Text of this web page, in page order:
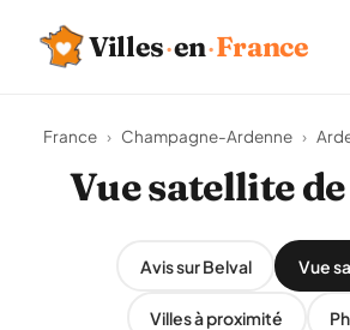
Villes·en·France
France › Champagne-Ardenne ›
Vue satellite
Avis sur Belval Vue
Villes à proximité